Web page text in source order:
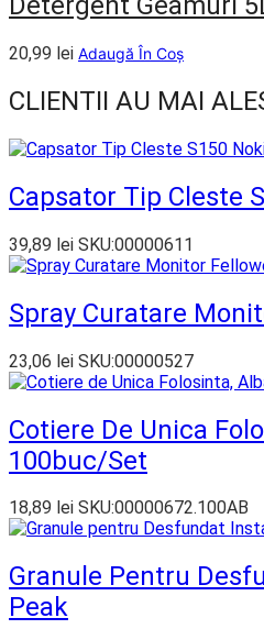
20,99 lei Adaugă În Coș
CLIENTII AU MAI
Capsator Tip Cleste
39,89 lei SKU:00000611
Spray Curatare
23,06 lei SKU:00000527
Cotiere De Unica
100buc/set
18,89 lei SKU:00000672.100AB
Granule Pentru
Peak